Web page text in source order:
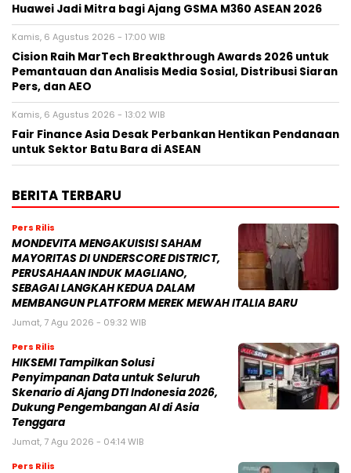
Huawei Jadi Mitra bagi Ajang GSMA M360 ASEAN 2026
Kamis, 6 Agustus 2026 - 17:00 WIB
Cision Raih MarTech Breakthrough Awards 2026 untuk
Pemantauan dan Analisis Media Sosial, Distribusi Siaran
Pers, dan AEO
Kamis, 6 Agustus 2026 - 13:02 WIB
Fair Finance Asia Desak Perbankan Hentikan Pendanaan
untuk Sektor Batu Bara di ASEAN
BERITA TERBARU
Pers Rilis
MONDEVITA MENGAKUISISI SAHAM
MAYORITAS DI UNDERSCORE DISTRICT,
PERUSAHAAN INDUK MAGLIANO,
SEBAGAI LANGKAH KEDUA DALAM
MEMBANGUN PLATFORM MEREK MEWAH ITALIA BARU
Jumat, 7 Agu 2026 - 09:32 WIB
Pers Rilis
HIKSEMI Tampilkan Solusi
Penyimpanan Data untuk Seluruh
Skenario di Ajang DTI Indonesia 2026,
Dukung Pengembangan AI di Asia
Tenggara
Jumat, 7 Agu 2026 - 04:14 WIB
Pers Rilis